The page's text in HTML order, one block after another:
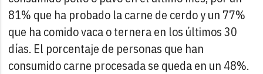
81% que ha probado la carne de cerdo y un 77%
que ha comido vaca o ternera en los últimos 30
días. El porcentaje de personas que han
consumido carne procesada se queda en un 48%.